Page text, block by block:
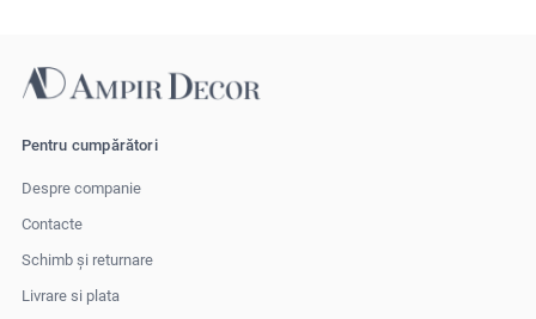
Pentru cumpărători
Despre companie
Contacte
Schimb și returnare
Livrare si plata